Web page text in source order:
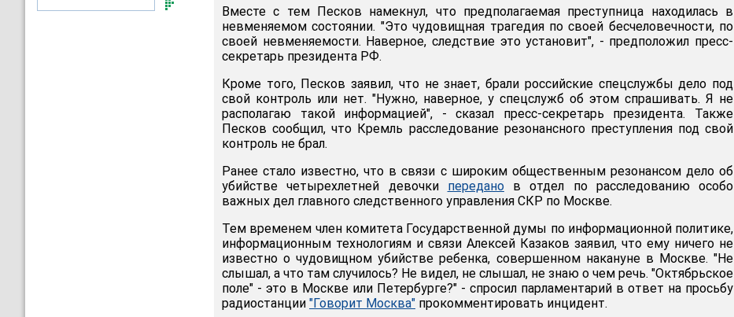
Вместе с тем Песков намекнул, что предполагаемая преступница находилась в
невменяемом состоянии. "Это чудовищная трагедия по своей бесчеловечности, по
своей невменяемости. Наверное, следствие это установит", - предположил пресс-
секретарь президента РФ.
Кроме того, Песков заявил, что не знает, брали российские спецслужбы дело под
свой контроль или нет. "Нужно, наверное, у спецслужб об этом спрашивать. Я не
располагаю такой информацией", - сказал пресс-секретарь президента. Также
Песков сообщил, что Кремль расследование резонансного преступления под свой
контроль не брал.
Ранее стало известно, что в связи с широким общественным резонансом дело об
убийстве четырехлетней девочки переданов отдел по расследованию особо
важных дел главного следственного управления СКР по Москве.
Тем временем член комитета Государственной думы по информационной политике,
информационным технологиям и связи Алексей Казаков заявил, что ему ничего не
известно о чудовищном убийстве ребенка, совершенном накануне в Москве. "Не
слышал, а что там случилось? Не видел, не слышал, не знаю о чем речь. "Октябрьское
поле" - это в Москве или Петербурге?" - спросил парламентарий в ответ на просьбу
радиостанции "Говорит Москва" прокомментировать инцидент.